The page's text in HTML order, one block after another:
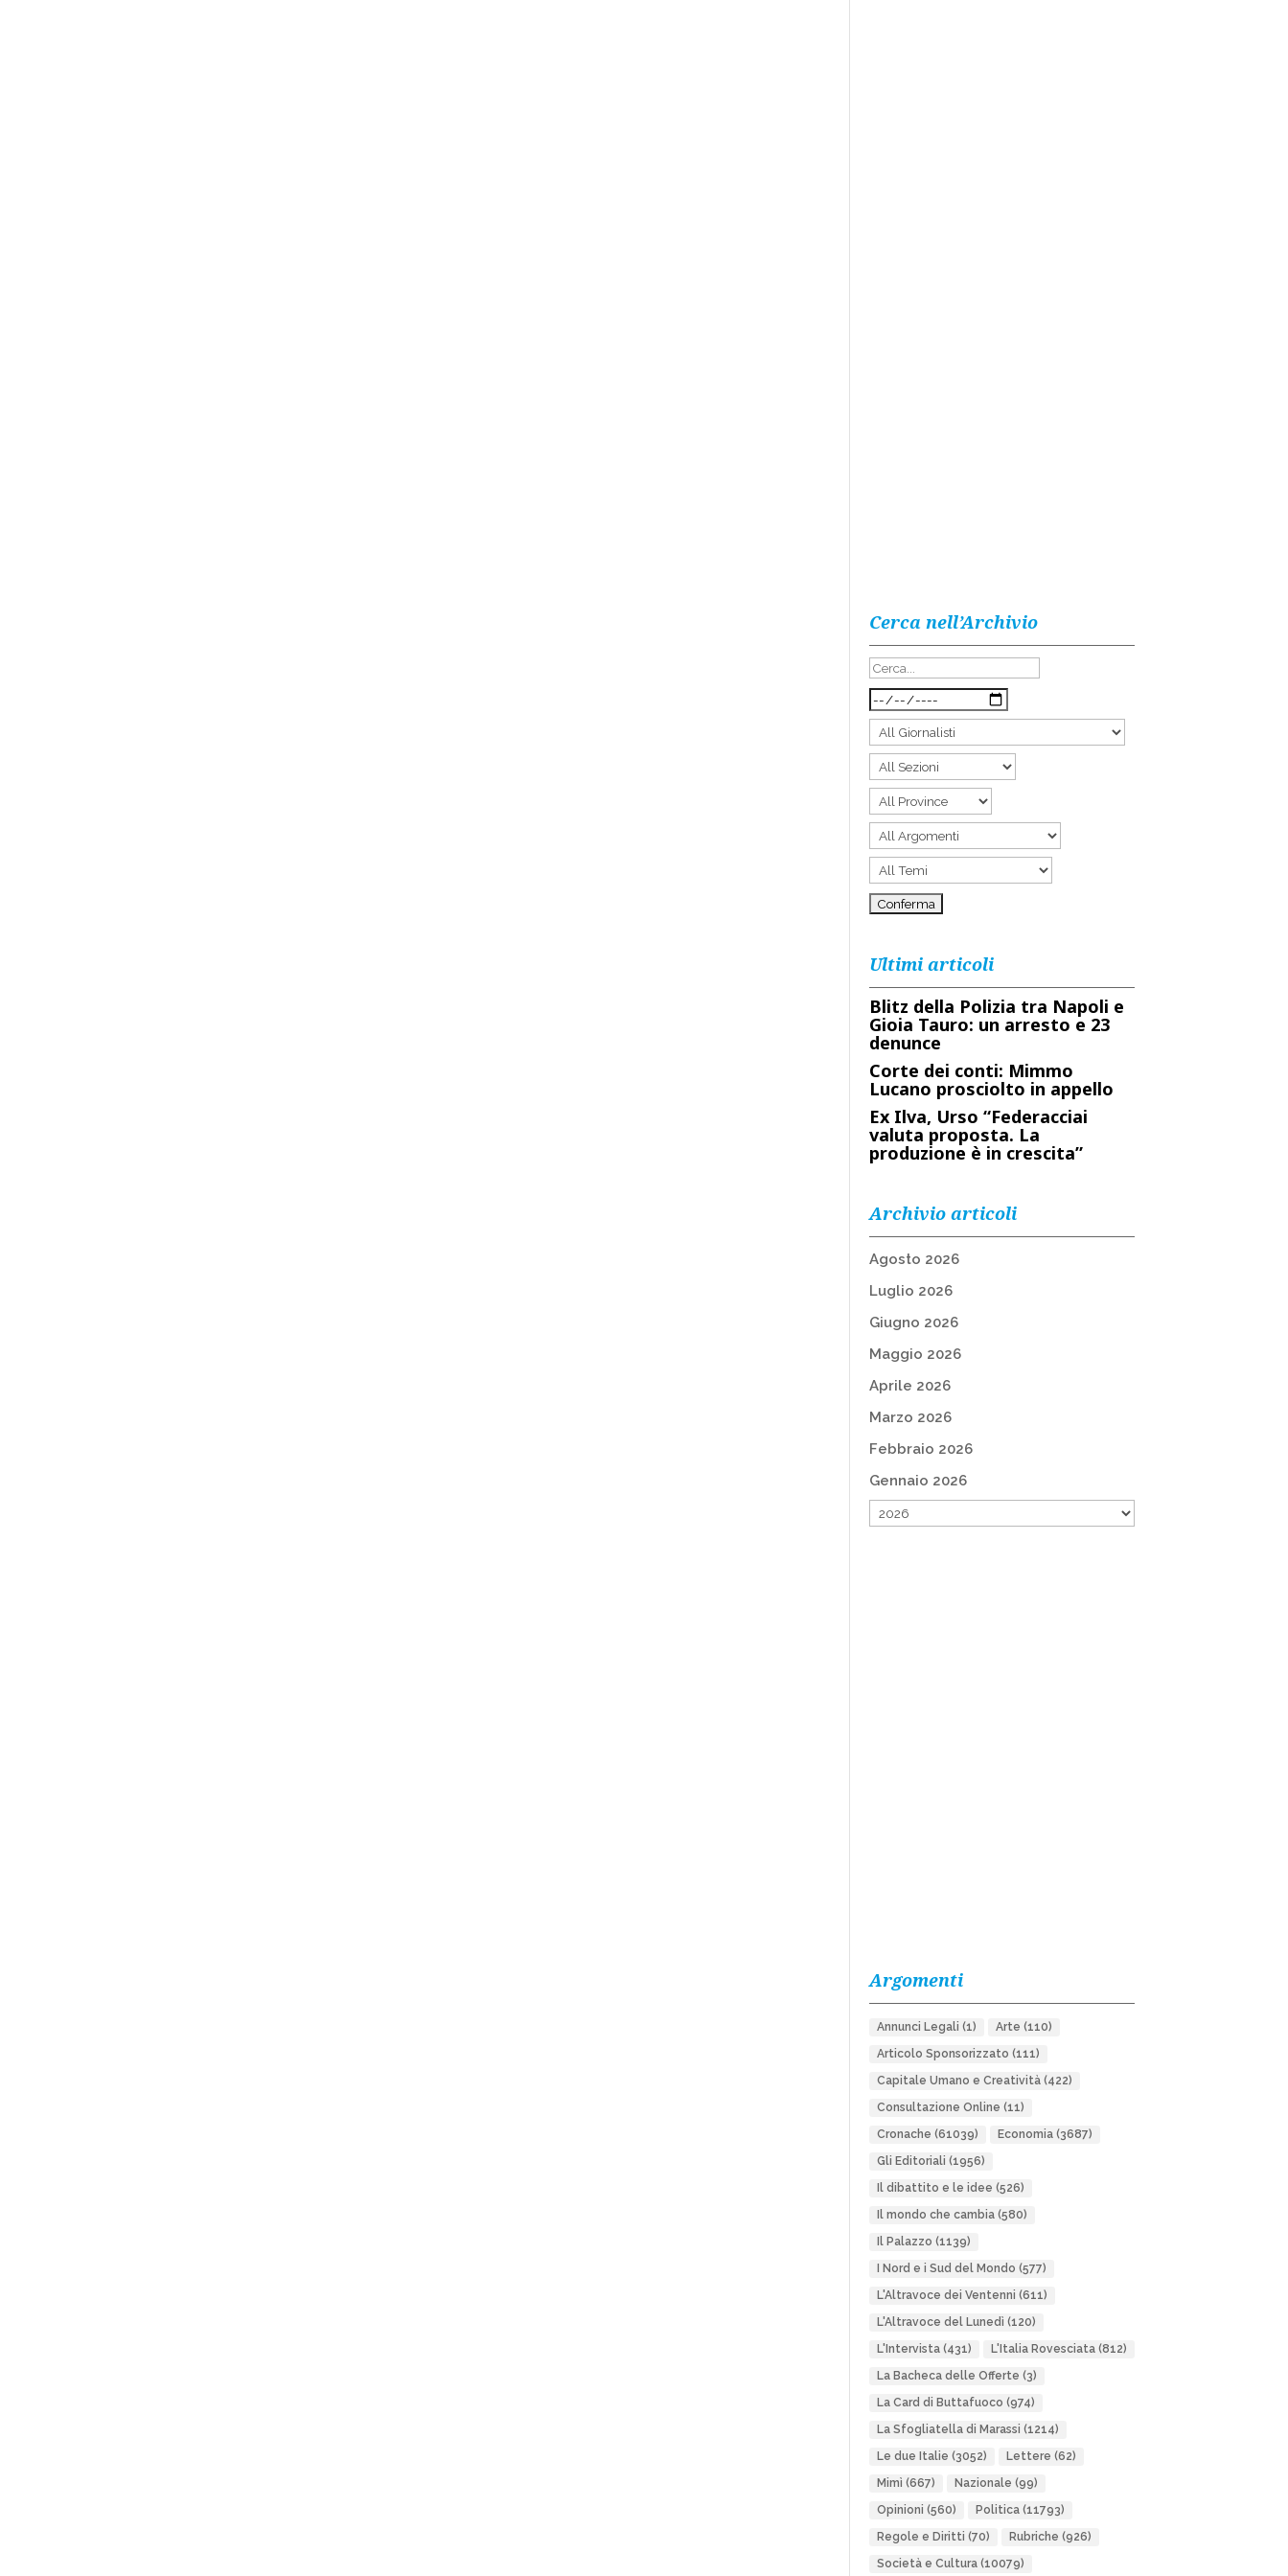
Cerca nell’Archivio
Ultimi articoli
Blitz della Polizia tra Napoli e
Gioia Tauro: un arresto e 23
denunce
Corte dei conti: Mimmo
Lucano prosciolto in appello
Ex Ilva, Urso “Federacciai
valuta proposta. La
produzione è in crescita”
Archivio articoli
Agosto 2026
Luglio 2026
Giugno 2026
Maggio 2026
Aprile 2026
Marzo 2026
Febbraio 2026
Gennaio 2026
Argomenti
Annunci Legali (1) Arte (110)
Articolo Sponsorizzato (111)
Capitale Umano e Creatività(422)
Consultazione Online (11)
Cronache (61039) Economia(3687)
Gli Editoriali (1956)
Il dibattito e le idee (526)
Il mondo che cambia(580)
Il Palazzo (1139)
I Nord e i Sud del Mondo (577)
L'Altravoce dei Ventenni (611)
L'Altravoce del Lunedì (120)
L'Intervista(431) L'Italia Rovesciata(812)
La Bacheca delle Offerte (3)
La Card di Buttafuoco (974)
La Sfogliatella di Marassi (1214)
Le due Italie (3052) Lettere (62)
Mimì (667) Nazionale (99)
Opinioni (560) Politica(11793)
Regole e Diritti (70) Rubriche (926)
Società e Cultura(10079)